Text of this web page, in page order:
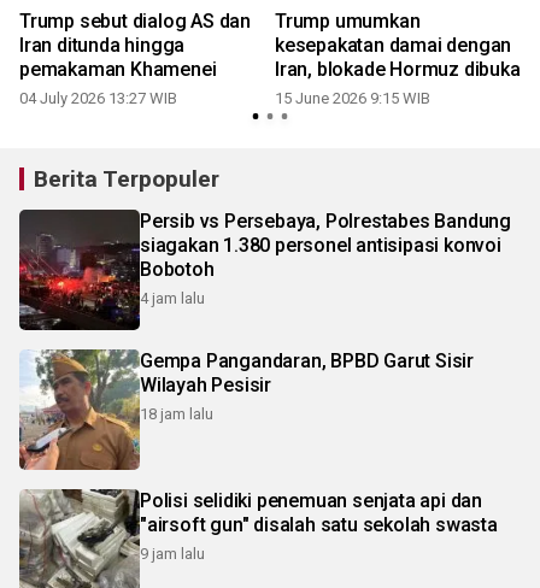
Trump sebut dialog AS dan
Iran ditunda hingga
pemakaman Khamenei
04 July 2026 13:27 WIB
Trump umumkan
kesepakatan damai dengan
Iran, blokade Hormuz dibuka
15 June 2026 9:15 WIB
Berita Terpopuler
Persib vs Persebaya, Polrestabes Bandung
siagakan 1.380 personel antisipasi konvoi
Bobotoh
4 jam lalu
Gempa Pangandaran, BPBD Garut Sisir
Wilayah Pesisir
18 jam lalu
Polisi selidiki penemuan senjata api dan
"airsoft gun" disalah satu sekolah swasta
9 jam lalu